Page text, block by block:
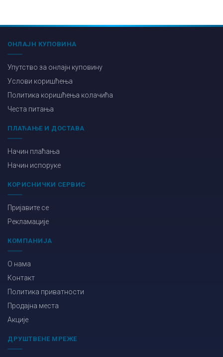
ОНЛАЈН КУПОВИНА
Упутство за онлајн куповину
Услови коришћења
Политика коришћења колачића
Честа питања
ПЛАЋАЊЕ И ДОСТАВА
Начин плаћања
Начин испоруке
КОРИСНИЧКИ СЕРВИС
Пријавите се
Рекламације
КОМПАНИЈА
О нама
Контакт
Политика приватности
Продајна места
Акције
ДРУШТВЕНЕ МРЕЖЕ